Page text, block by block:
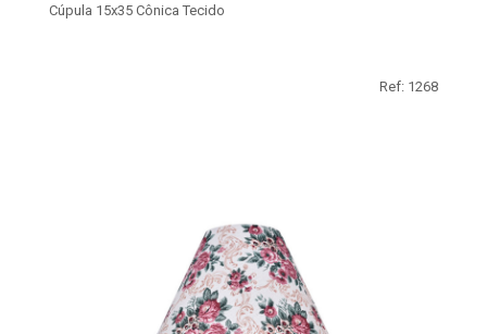
Cúpula 15x35 Cônica Tecido
Ref: 1268